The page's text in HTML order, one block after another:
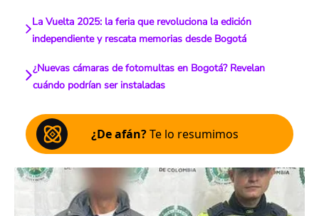
La Vuelta 2025: la feria que revoluciona la edición
independiente y rescata memorias desde Bogotá
¿Nuevas cámaras de fotomultas en Bogotá? Revelan
cuándo podrían ser instaladas
¿De afán?Te lo resumimos